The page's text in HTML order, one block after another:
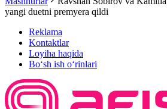
yangi duetni premyera qildi
Reklama
Kontaktlar
Loyiha haqida
Bo‘sh ish o‘rinlari